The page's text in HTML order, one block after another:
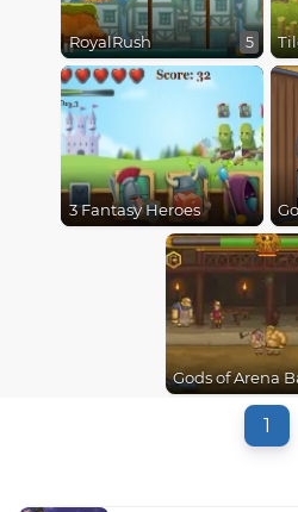
RoyalRush 5
3 Fantasy Heroes
1